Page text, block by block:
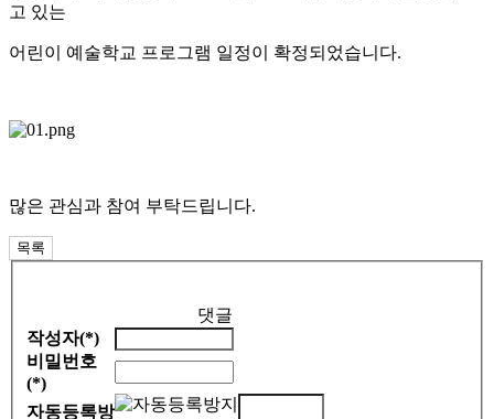
고 있는
어린이 예술학교 프로그램 일정이 확정되었습니다.
많은 관심과 참여 부탁드립니다.
목록
댓글
작성자(*)
비밀번호
(*)
자동등록방